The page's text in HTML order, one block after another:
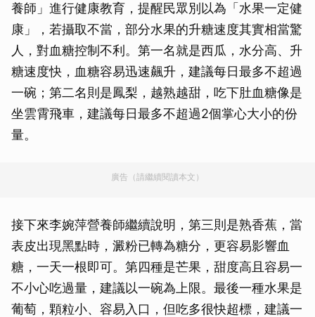
養師」進行健康教育，提醒民眾別以為「水果一定健
康」，若攝取不當，部分水果的升糖速度其實相當驚
人，對血糖控制不利。第一名就是西瓜，水分高、升
糖速度快，血糖容易迅速飆升，建議每日最多不超過
一碗；第二名則是鳳梨，越熟越甜，吃下肚血糖像是
坐雲霄飛車，建議每日最多不超過2個掌心大小的份
量。
廣告（請繼續閱讀本文）
接下來李婉萍營養師繼續說明，第三則是熟香蕉，當
表皮出現黑點時，澱粉已轉為糖分，更容易影響血
糖，一天一根即可。第四種是芒果，甜度高且容易一
不小心吃過量，建議以一碗為上限。最後一種水果是
葡萄，顆粒小、容易入口，但吃多很快超標，建議一